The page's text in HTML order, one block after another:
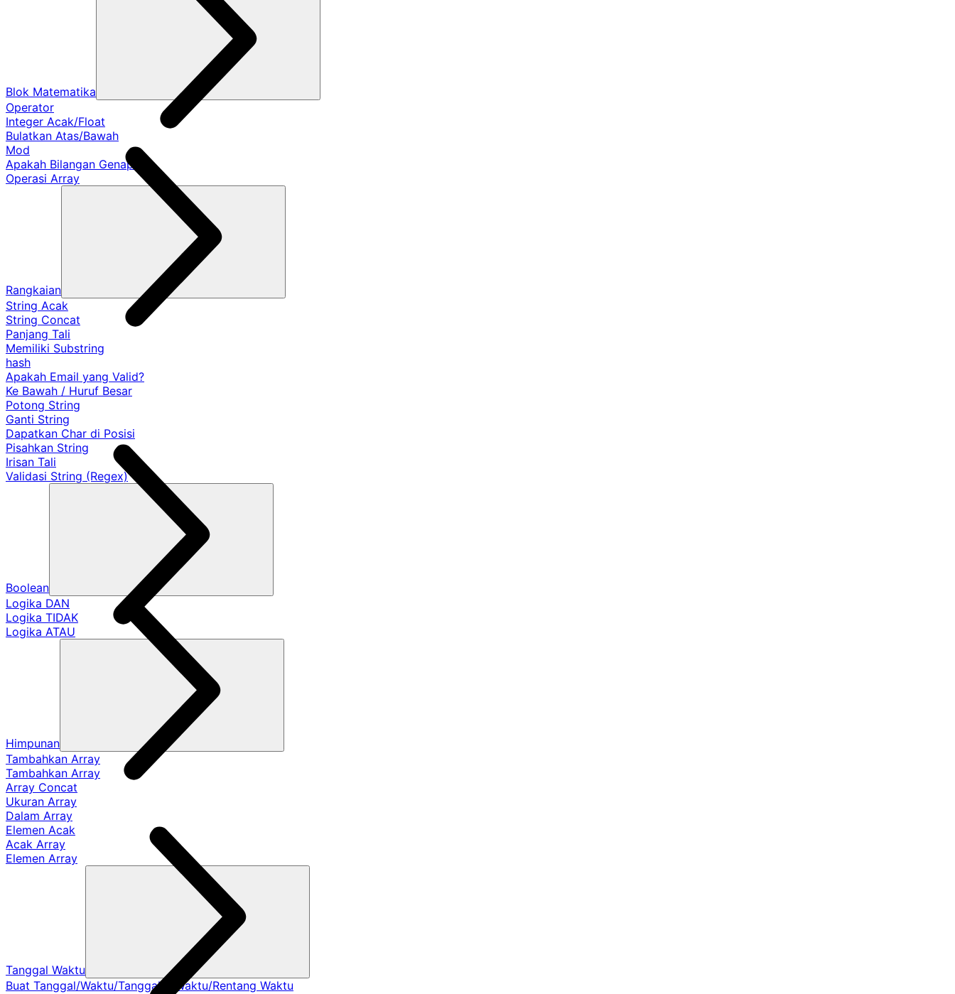
Blok Matematika
Operator
Integer Acak/Float
Bulatkan Atas/Bawah
Mod
Apakah Bilangan Genap?
Operasi Array
Rangkaian
String Acak
String Concat
Panjang Tali
Memiliki Substring
hash
Apakah Email yang Valid?
Ke Bawah / Huruf Besar
Potong String
Ganti String
Dapatkan Char di Posisi
Pisahkan String
Irisan Tali
Validasi String (Regex)
Boolean
Logika DAN
Logika TIDAK
Logika ATAU
Himpunan
Tambahkan Array
Tambahkan Array
Array Concat
Ukuran Array
Dalam Array
Elemen Acak
Acak Array
Elemen Array
Tanggal Waktu
Buat Tanggal/Waktu/Tanggal & Waktu/Rentang Waktu